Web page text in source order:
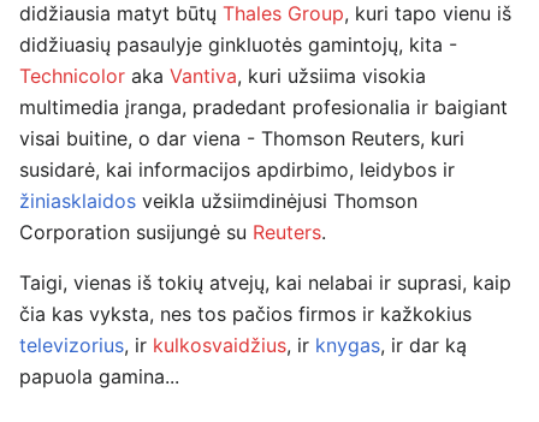
didžiausia matyt būtų Thales Group, kuri tapo vienu iš
didžiuasių pasaulyje ginkluotės gamintojų, kita -
Technicolor aka Vantiva, kuri užsiima visokia
multimedia įranga, pradedant profesionalia ir baigiant
visai buitine, o dar viena - Thomson Reuters, kuri
susidarė, kai informacijos apdirbimo, leidybos ir
žiniasklaidos veikla užsiimdinėjusi Thomson
Corporation susijungė su Reuters.
Taigi, vienas iš tokių atvejų, kai nelabai ir suprasi, kaip
čia kas vyksta, nes tos pačios firmos ir kažkokius
televizorius, ir kulkosvaidžius, ir knygas, ir dar ką
papuola gamina...